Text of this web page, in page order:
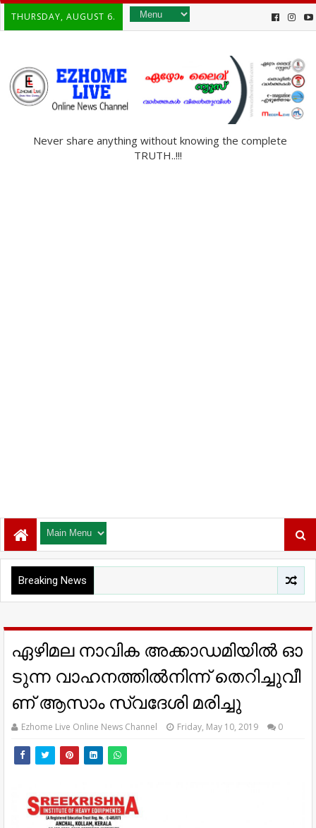
THURSDAY, AUGUST 6.
Never share anything without knowing the complete
TRUTH..!!!
Breaking News
ഏ​ഴി​മ​ല നാ​വി​ക അ​ക്കാ​ഡ​മി​യി​ല്‍ ഓ​
ടു​ന്ന വാ​ഹ​ന​ത്തി​ല്‍​നി​ന്ന് തെ​റി​ച്ചു​വീ​
ണ് ആ​സാം സ്വ​ദേ​ശി മ​രി​ച്ചു
Ezhome Live Online News Channel Friday, May 10, 2019 0